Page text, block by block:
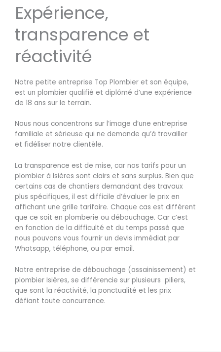
Expérience,
transparence et
réactivité
Notre petite entreprise Top Plombier et son équipe,
est un plombier qualifié et diplômé d’une expérience
de 18 ans sur le terrain.
Nous nous concentrons sur l’image d’une entreprise
familiale et sérieuse qui ne demande qu’à travailler
et fidéliser notre clientèle.
La transparence est de mise, car nos tarifs pour un
plombier à Isières sont clairs et sans surplus. Bien que
certains cas de chantiers demandant des travaux
plus spécifiques, il est difficile d’évaluer le prix en
affichant une grille tarifaire. Chaque cas est différent
que ce soit en plomberie ou débouchage. Car c’est
en fonction de la difficulté et du temps passé que
nous pouvons vous fournir un devis immédiat par
Whatsapp, téléphone, ou par email.
Notre entreprise de débouchage (assainissement) et
plombier Isières, se différencie sur plusieurs piliers,
que sont la réactivité, la ponctualité et les prix
défiant toute concurrence.